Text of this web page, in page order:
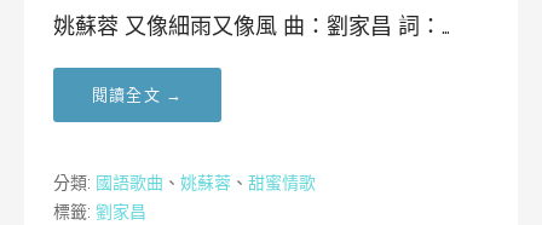
姚蘇蓉 又像細雨又像風 曲：劉家昌 詞：…
閱讀全文 →
分類: 國語歌曲 、 姚蘇蓉 、 甜蜜情歌
標籤: 劉家昌